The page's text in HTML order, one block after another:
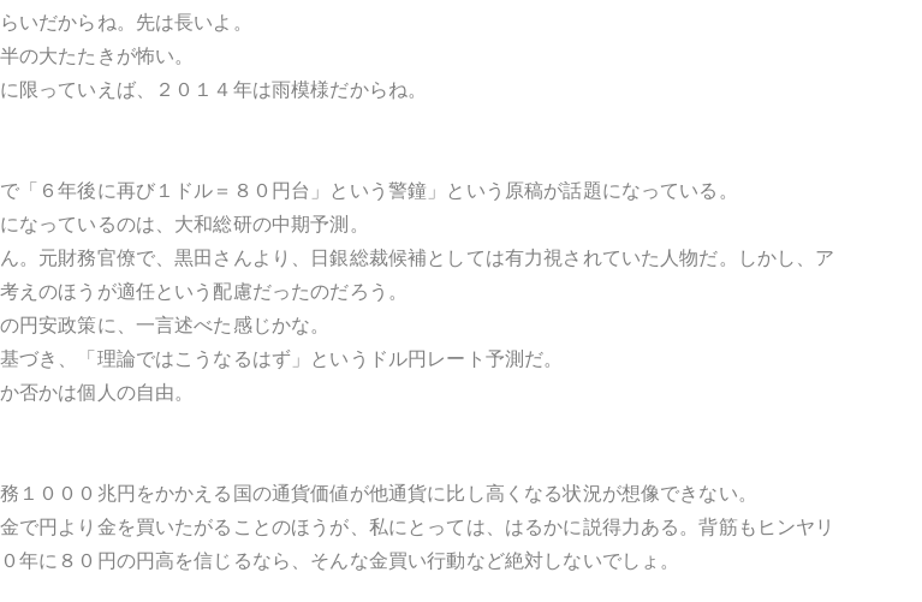
いだからね。先は長いよ。
の大たたきが怖い。
限っていえば、２０１４年は雨模様だからね。
「６年後に再び１ドル＝８０円台」という警鐘」という原稿が話題になっている。
なっているのは、大和総研の中期予測。
。元財務官僚で、黒田さんより、日銀総裁候補としては有力視されていた人物だ。しかし、ア
えのほうが適任という配慮だったのだろう。
円安政策に、一言述べた感じかな。
づき、「理論ではこうなるはず」というドル円レート予測だ。
否かは個人の自由。
１０００兆円をかかえる国の通貨価値が他通貨に比し高くなる状況が想像できない。
で円より金を買いたがることのほうが、私にとっては、はるかに説得力ある。背筋もヒンヤリ
年に８０円の円高を信じるなら、そんな金買い行動など絶対しないでしょ。